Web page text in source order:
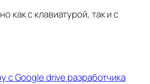
как с клавиатурой, так и с
с Google drive разработчика